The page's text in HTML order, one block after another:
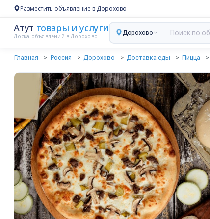
Разместить объявление в Дорохово
Атут товары и услуги
Доска объявлений в Дорохово
Дорохово
Главная Россия Дорохово Доставка еды Пицца